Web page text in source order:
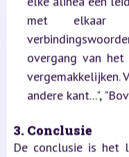
met elkaar
overgang van
vergemakkelijken.
andere kant...",
3. Conclusie
De conclusie is